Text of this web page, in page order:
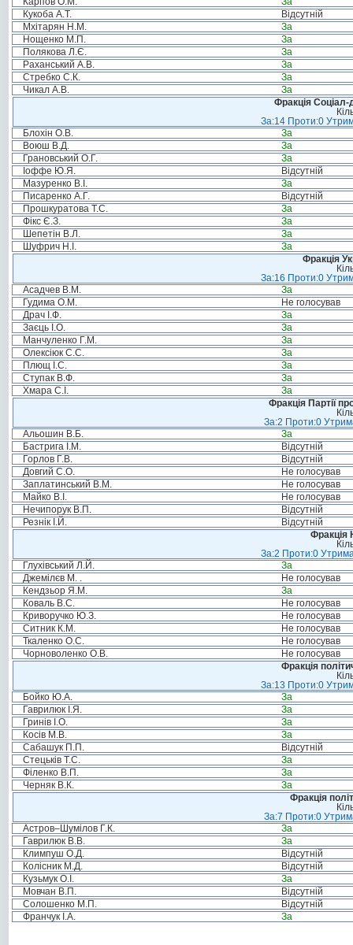
Кукоба А.Т.
Відсутній
Мхітарян Н.М.
За
Нощенко М.П.
За
Полякова Л.Є.
За
Раханський А.В.
За
Стребко С.К.
За
Чикал А.В.
За
Фракція Соціал-
За:14 Проти:0
Блохін О.В.
За
Воюш В.Д.
За
Грановський О.Г.
За
Іоффе Ю.Я.
Відсутній
Мазуренко В.І.
За
Писаренко А.Г.
Відсутній
Прошкуратова Т.С.
За
Фікс Є.З.
За
Шепетін В.Л.
За
Шуфрич Н.І.
За
Фракція
За:16 Проти:0
Асадчев В.М.
За
Гудима О.М.
Не голосував
Драч І.Ф.
За
Заєць І.О.
За
Манчуленко Г.М.
За
Олексіюк С.С.
За
Плющ І.С.
За
Ступак В.Ф.
За
Хмара С.І.
За
Фракція Партії
За:2 Проти:0
Альошин В.Б.
За
Бастрига І.М.
Відсутній
Горлов Г.В.
Відсутній
Довгий С.О.
Не голосував
Заплатинський В.М.
Не голосував
Майко В.І.
Не голосував
Нечипорук В.П.
Відсутній
Резнік І.Й.
Відсутній
Фракція
За:2 Проти:0
Глухівський Л.Й.
За
Джемілєв М. .
Не голосував
Кендзьор Я.М.
За
Коваль В.С.
Не голосував
Криворучко Ю.З.
Не голосував
Ситник К.М.
Не голосував
Ткаленко О.С.
Не голосував
Чорноволенко О.В.
Не голосував
Фракція
За:13 Проти:0
Бойко Ю.А.
За
Гаврилюк І.Я.
За
Гринів І.О.
За
Косів М.В.
За
Сабашук П.П.
Відсутній
Стецьків Т.С.
За
Філенко В.П.
За
Черняк В.К.
За
Фракція
За:7 Проти:0
Астров–Шумілов Г.К.
За
Гаврилюк В.В.
За
Климпуш О.Д.
Відсутній
Колісник М.Д.
Відсутній
Кузьмук О.І.
За
Мовчан В.П.
Відсутній
Солошенко М.П.
Відсутній
Франчук І.А.
За